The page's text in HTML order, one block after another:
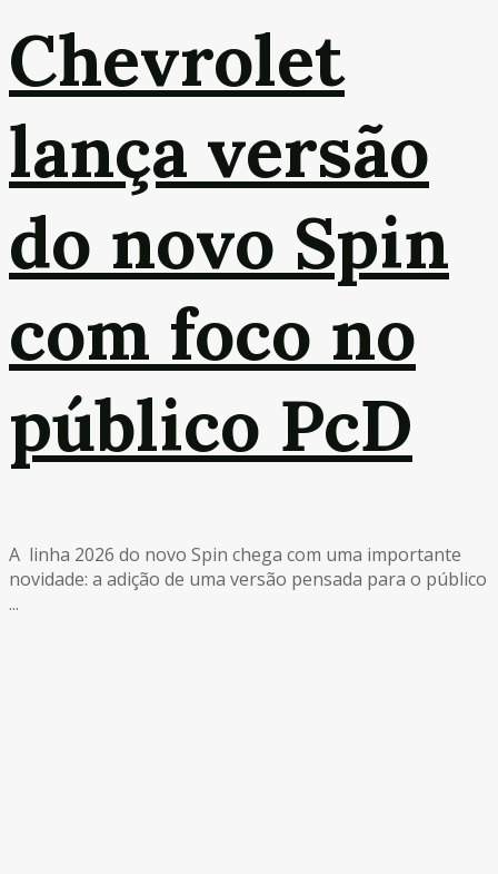
Chevrolet
lança versão
do novo Spin
com foco no
público PcD
A linha 2026 do novo Spin chega com uma importante
novidade: a adição de uma versão pensada para o público
...